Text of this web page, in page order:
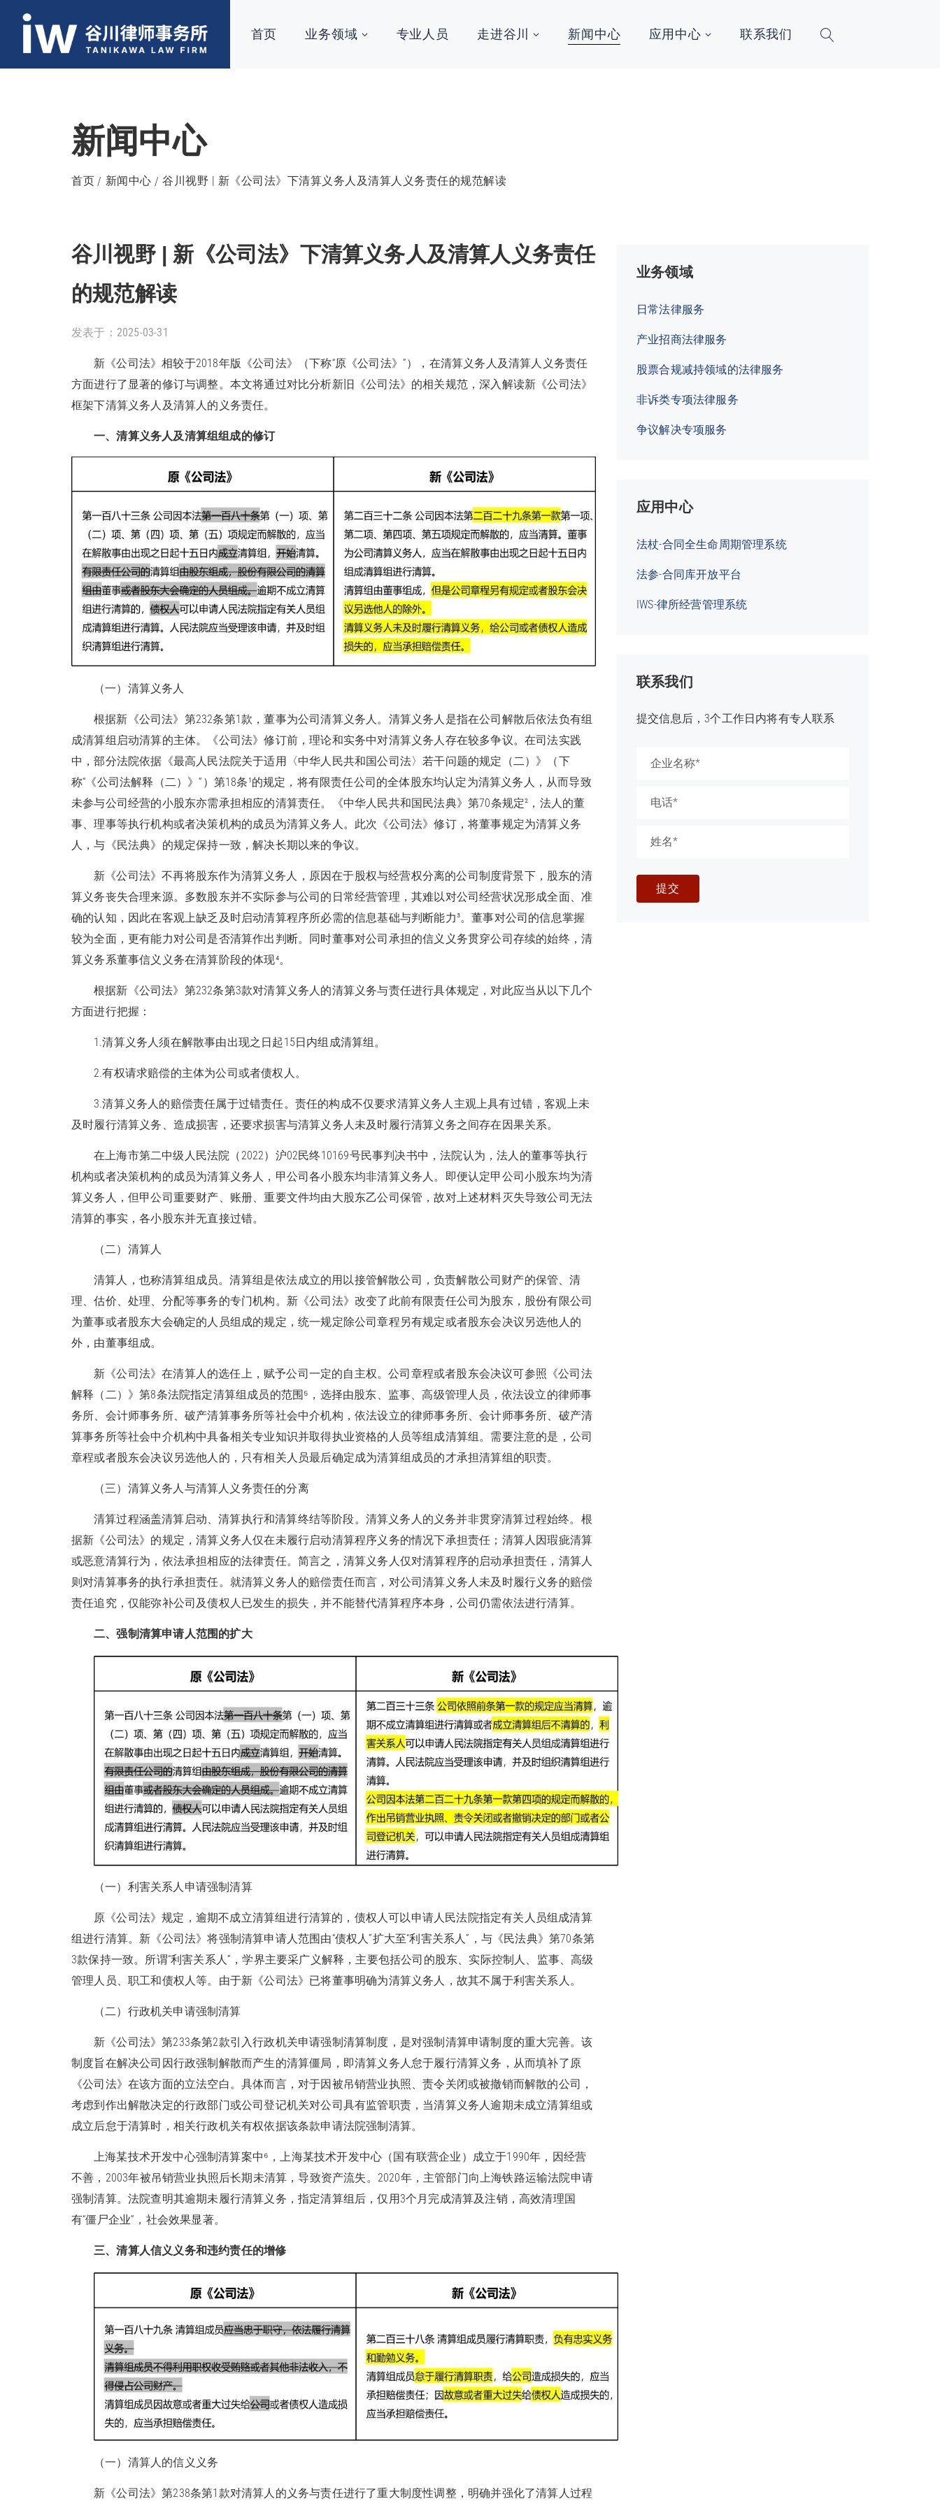
首页 业务领域 专业人员 走进谷川 新闻中心 应用中心 联系我们
新闻中心
首页 新闻中心 谷川视野 | 新《公司法》下清算义务人及清算人义务责任的规范解读
谷川视野 | 新《公司法》下清算义务人及清算人义务责任
的规范解读
发表于：2025-03-31
新《公司法》相较于2018年版《公司法》（下称“原《公司法》”），在清算义务人及清算人义务责任
方面进行了显著的修订与调整。本文将通过对比分析新旧《公司法》的相关规范，深入解读新《公司法》
框架下清算义务人及清算人的义务责任。
一、清算义务人及清算组组成的修订
（一）清算义务人
根据新《公司法》第232条第1款，董事为公司清算义务人。清算义务人是指在公司解散后依法负有组
成清算组启动清算的主体。《公司法》修订前，理论和实务中对清算义务人存在较多争议。在司法实践
中，部分法院依据《最高人民法院关于适用〈中华人民共和国公司法〉若干问题的规定（二）》（下
称“《公司法解释（二）》”）第18条¹的规定，将有限责任公司的全体股东均认定为清算义务人，从而导致
未参与公司经营的小股东亦需承担相应的清算责任。《中华人民共和国民法典》第70条规定²，法人的董
事、理事等执行机构或者决策机构的成员为清算义务人。此次《公司法》修订，将董事规定为清算义务
人，与《民法典》的规定保持一致，解决长期以来的争议。
新《公司法》不再将股东作为清算义务人，原因在于股权与经营权分离的公司制度背景下，股东的清
算义务丧失合理来源。多数股东并不实际参与公司的日常经营管理，其难以对公司经营状况形成全面、准
确的认知，因此在客观上缺乏及时启动清算程序所必需的信息基础与判断能力³。董事对公司的信息掌握
较为全面，更有能力对公司是否清算作出判断。同时董事对公司承担的信义义务贯穿公司存续的始终，清
算义务系董事信义义务在清算阶段的体现⁴。
根据新《公司法》第232条第3款对清算义务人的清算义务与责任进行具体规定，对此应当从以下几个
方面进行把握：
1.清算义务人须在解散事由出现之日起15日内组成清算组。
2.有权请求赔偿的主体为公司或者债权人。
3.清算义务人的赔偿责任属于过错责任。责任的构成不仅要求清算义务人主观上具有过错，客观上未
及时履行清算义务、造成损害，还要求损害与清算义务人未及时履行清算义务之间存在因果关系。
在上海市第二中级人民法院（2022）沪02民终10169号民事判决书中，法院认为，法人的董事等执行
机构或者决策机构的成员为清算义务人，甲公司各小股东均非清算义务人。即便认定甲公司小股东均为清
算义务人，但甲公司重要财产、账册、重要文件均由大股东乙公司保管，故对上述材料灭失导致公司无法
清算的事实，各小股东并无直接过错。
（二）清算人
清算人，也称清算组成员。清算组是依法成立的用以接管解散公司，负责解散公司财产的保管、清
理、估价、处理、分配等事务的专门机构。新《公司法》改变了此前有限责任公司为股东，股份有限公司
为董事或者股东大会确定的人员组成的规定，统一规定除公司章程另有规定或者股东会决议另选他人的
外，由董事组成。
新《公司法》在清算人的选任上，赋予公司一定的自主权。公司章程或者股东会决议可参照《公司法
解释（二）》第8条法院指定清算组成员的范围⁵，选择由股东、监事、高级管理人员，依法设立的律师事
务所、会计师事务所、破产清算事务所等社会中介机构，依法设立的律师事务所、会计师事务所、破产清
算事务所等社会中介机构中具备相关专业知识并取得执业资格的人员等组成清算组。需要注意的是，公司
章程或者股东会决议另选他人的，只有相关人员最后确定成为清算组成员的才承担清算组的职责。
（三）清算义务人与清算人义务责任的分离
清算过程涵盖清算启动、清算执行和清算终结等阶段。清算义务人的义务并非贯穿清算过程始终。根
据新《公司法》的规定，清算义务人仅在未履行启动清算程序义务的情况下承担责任；清算人因瑕疵清算
或恶意清算行为，依法承担相应的法律责任。简言之，清算义务人仅对清算程序的启动承担责任，清算人
则对清算事务的执行承担责任。就清算义务人的赔偿责任而言，对公司清算义务人未及时履行义务的赔偿
责任追究，仅能弥补公司及债权人已发生的损失，并不能替代清算程序本身，公司仍需依法进行清算。
二、强制清算申请人范围的扩大
（一）利害关系人申请强制清算
原《公司法》规定，逾期不成立清算组进行清算的，债权人可以申请人民法院指定有关人员组成清算
组进行清算。新《公司法》将强制清算申请人范围由“债权人”扩大至“利害关系人”，与《民法典》第70条第
3款保持一致。所谓“利害关系人”，学界主要采广义解释，主要包括公司的股东、实际控制人、监事、高级
管理人员、职工和债权人等。由于新《公司法》已将董事明确为清算义务人，故其不属于利害关系人。
（二）行政机关申请强制清算
新《公司法》第233条第2款引入行政机关申请强制清算制度，是对强制清算申请制度的重大完善。该
制度旨在解决公司因行政强制解散而产生的清算僵局，即清算义务人怠于履行清算义务，从而填补了原
《公司法》在该方面的立法空白。具体而言，对于因被吊销营业执照、责令关闭或被撤销而解散的公司，
考虑到作出解散决定的行政部门或公司登记机关对公司具有监管职责，当清算义务人逾期未成立清算组或
成立后怠于清算时，相关行政机关有权依据该条款申请法院强制清算。
上海某技术开发中心强制清算案中⁶，上海某技术开发中心（国有联营企业）成立于1990年，因经营
不善，2003年被吊销营业执照后长期未清算，导致资产流失。2020年，主管部门向上海铁路运输法院申请
强制清算。法院查明其逾期未履行清算义务，指定清算组后，仅用3个月完成清算及注销，高效清理国
有“僵尸企业”，社会效果显著。
三、清算人信义义务和违约责任的增修
（一）清算人的信义义务
新《公司法》第238条第1款对清算人的义务与责任进行了重大制度性调整，明确并强化了清算人过程
业务领域
日常法律服务
产业招商法律服务
股票合规减持领域的法律服务
非诉类专项法律服务
争议解决专项服务
应用中心
法杖-合同全生命周期管理系统
法参-合同库开放平台
IWS-律所经营管理系统
联系我们
提交信息后，3个工作日内将有专人联系
提交